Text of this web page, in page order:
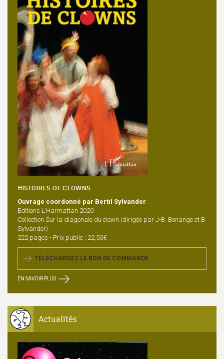
HISTOIRES DE CLOWNS
Ouvrage coordonné par Bertil Sylvander
Editions L’Harmattan 2020
Collection Sur la diagonale du clown (dirigée par J-B. Bonange et B.
Sylvander)
222 pages - Prix public : 22,50€
TÉLÉCHARGEZ LE BON DE COMMANDE
EN SAVOIR PLUS
Actualités